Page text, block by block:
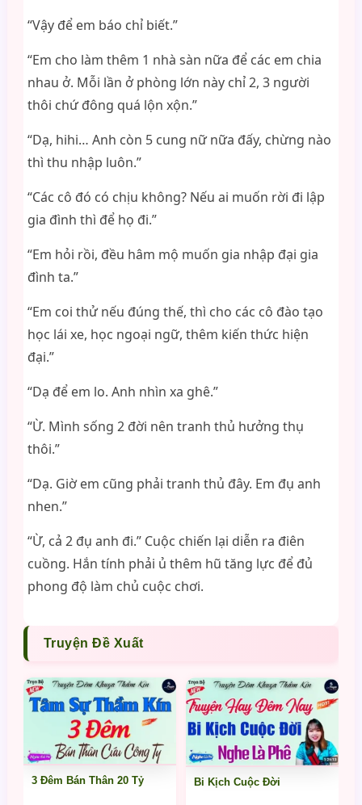
“Vậy để em báo chỉ biết.”
“Em cho làm thêm 1 nhà sàn nữa để các em chia
nhau ở. Mỗi lần ở phòng lớn này chỉ 2, 3 người
thôi chứ đông quá lộn xộn.”
“Dạ, hihi… Anh còn 5 cung nữ nữa đấy, chừng nào
thì thu nhập luôn.”
“Các cô đó có chịu không? Nếu ai muốn rời đi lập
gia đình thì để họ đi.”
“Em hỏi rồi, đều hâm mộ muốn gia nhập đại gia
đình ta.”
“Em coi thử nếu đúng thế, thì cho các cô đào tạo
học lái xe, học ngoại ngữ, thêm kiến thức hiện
đại.”
“Dạ để em lo. Anh nhìn xa ghê.”
“Ừ. Mình sống 2 đời nên tranh thủ hưởng thụ
thôi.”
“Dạ. Giờ em cũng phải tranh thủ đây. Em đụ anh
nhen.”
“Ừ, cả 2 đụ anh đi.” Cuộc chiến lại diễn ra điên
cuồng. Hắn tính phải ủ thêm hũ tăng lực để đủ
phong độ làm chủ cuộc chơi.
Truyện Đề Xuất
3 Đêm Bán Thân 20 Tỷ Bi Kịch Cuộc Đời